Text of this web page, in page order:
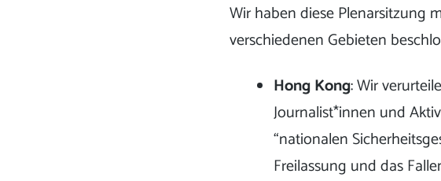
Wir haben diese Plenarsitzung
verschiedenen Gebieten
Hong Kong: Wir
Journalist*innen und
“nationalen
Freilassung und das